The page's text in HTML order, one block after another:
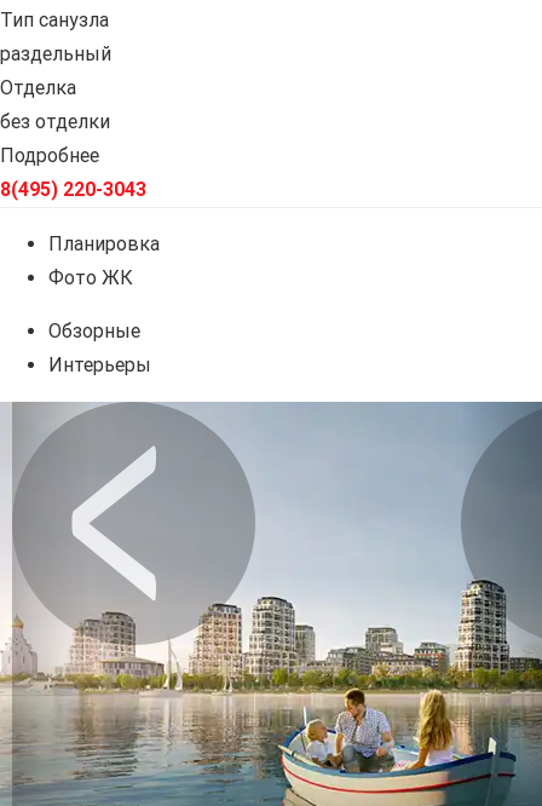
Тип санузла
раздельный
Отделка
без отделки
Подробнее
8(495) 220-3043
Планировка
Фото ЖК
Обзорные
Интерьеры
Предыдущее